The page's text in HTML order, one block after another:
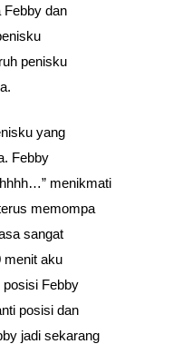
Febby dan
penisku
yang
Febby
menikmati
memompa
sangat
menit aku
Febby
posisi dan
jadi sekarang